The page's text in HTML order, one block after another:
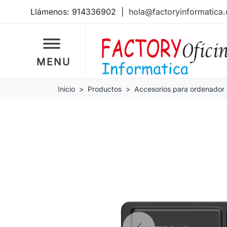
Llámenos: 914336902
dehaze
MENU
Inicio Productos Accesorios para ordenador